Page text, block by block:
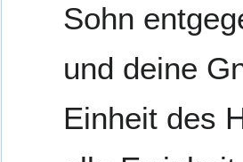
Sohn
und deine
Einheit des